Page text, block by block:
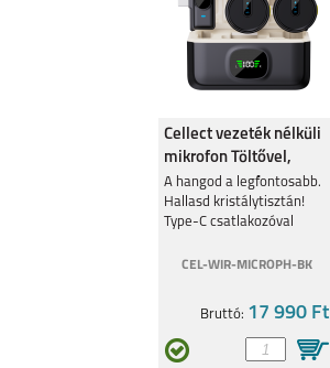
HONOR 600 PRO
MAGIC 8 PRO
HONOR 400 PRO
Cellect vezeték nélküli
mikrofon Töltővel,
Fekete
A hangod a legfontosabb.
Hallasd kristálytisztán!
Type-C csatlakozóval
CEL-WIR-MICROPH-BK
Bruttó: 17 990 Ft